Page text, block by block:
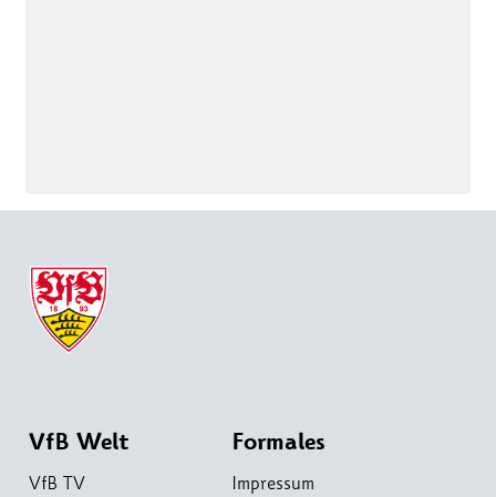
VfB Welt
VfB TV
Formales
Impressum